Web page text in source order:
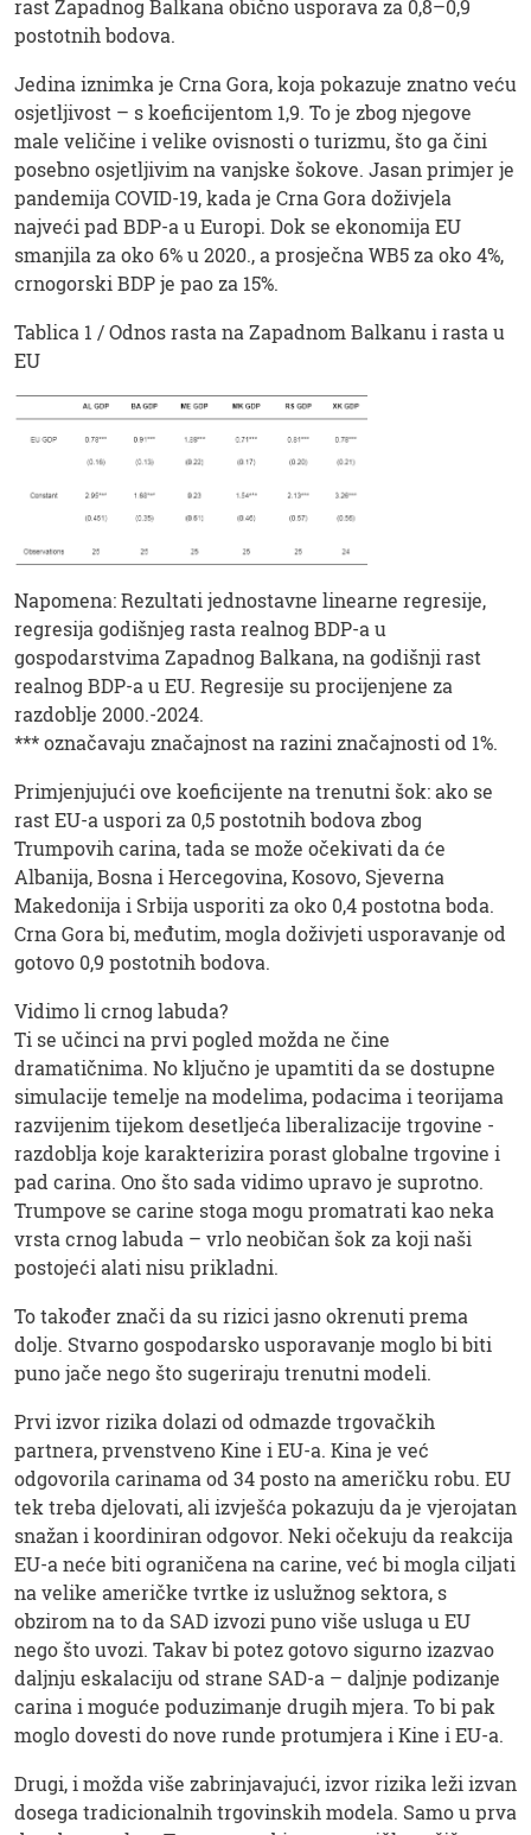
rast Zapadnog Balkana obično usporava za 0,8–0,9
postotnih bodova.
Jedina iznimka je Crna Gora, koja pokazuje znatno veću
osjetljivost – s koeficijentom 1,9. To je zbog njegove
male veličine i velike ovisnosti o turizmu, što ga čini
posebno osjetljivim na vanjske šokove. Jasan primjer je
pandemija COVID-19, kada je Crna Gora doživjela
najveći pad BDP-a u Europi. Dok se ekonomija EU
smanjila za oko 6% u 2020., a prosječna WB5 za oko 4%,
crnogorski BDP je pao za 15%.
Tablica 1 / Odnos rasta na Zapadnom Balkanu i rasta u
EU
Napomena: Rezultati jednostavne linearne regresije,
regresija godišnjeg rasta realnog BDP-a u
gospodarstvima Zapadnog Balkana, na godišnji rast
realnog BDP-a u EU. Regresije su procijenjene za
razdoblje 2000.-2024.
*** označavaju značajnost na razini značajnosti od 1%.
Primjenjujući ove koeficijente na trenutni šok: ako se
rast EU-a uspori za 0,5 postotnih bodova zbog
Trumpovih carina, tada se može očekivati ​​da će
Albanija, Bosna i Hercegovina, Kosovo, Sjeverna
Makedonija i Srbija usporiti za oko 0,4 postotna boda.
Crna Gora bi, međutim, mogla doživjeti usporavanje od
gotovo 0,9 postotnih bodova.
Vidimo li crnog labuda?
Ti se učinci na prvi pogled možda ne čine
dramatičnima. No ključno je upamtiti da se dostupne
simulacije temelje na modelima, podacima i teorijama
razvijenim tijekom desetljeća liberalizacije trgovine -
razdoblja koje karakterizira porast globalne trgovine i
pad carina. Ono što sada vidimo upravo je suprotno.
Trumpove se carine stoga mogu promatrati kao neka
vrsta crnog labuda – vrlo neobičan šok za koji naši
postojeći alati nisu prikladni.
To također znači da su rizici jasno okrenuti prema
dolje. Stvarno gospodarsko usporavanje moglo bi biti
puno jače nego što sugeriraju trenutni modeli.
Prvi izvor rizika dolazi od odmazde trgovačkih
partnera, prvenstveno Kine i EU-a. Kina je već
odgovorila carinama od 34 posto na američku robu. EU
tek treba djelovati, ali izvješća pokazuju da je vjerojatan
snažan i koordiniran odgovor. Neki očekuju da reakcija
EU-a neće biti ograničena na carine, već bi mogla ciljati
na velike američke tvrtke iz uslužnog sektora, s
obzirom na to da SAD izvozi puno više usluga u EU
nego što uvozi. Takav bi potez gotovo sigurno izazvao
daljnju eskalaciju od strane SAD-a – daljnje podizanje
carina i moguće poduzimanje drugih mjera. To bi pak
moglo dovesti do nove runde protumjera i Kine i EU-a.
Drugi, i možda više zabrinjavajući, izvor rizika leži izvan
dosega tradicionalnih trgovinskih modela. Samo u prva